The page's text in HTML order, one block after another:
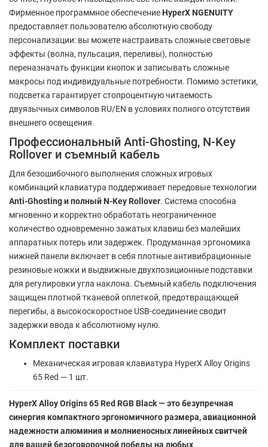
Фирменное программное обеспечение HyperX NGENUITY
предоставляет пользователю абсолютную свободу
персонализации: вы можете настраивать сложные световые
эффекты (волна, пульсация, переливы), полностью
переназначать функции кнопок и записывать сложные
макросы под индивидуальные потребности. Помимо эстетики,
подсветка гарантирует стопроцентную читаемость
двуязычных символов RU/EN в условиях полного отсутствия
внешнего освещения.
Профессиональный Anti-Ghosting, N-Key
Rollover и съемный кабель
Для безошибочного выполнения сложных игровых
комбинаций клавиатура поддерживает передовые технологии
Anti-Ghosting и полный N-Key Rollover. Система способна
мгновенно и корректно обработать неограниченное
количество одновременно зажатых клавиш без малейших
аппаратных потерь или задержек. Продуманная эргономика
нижней панели включает в себя плотные антивибрационные
резиновые ножки и выдвижные двухпозиционные подставки
для регулировки угла наклона. Съемный кабель подключения
защищен плотной тканевой оплеткой, предотвращающей
перегибы, а высокоскоростное USB-соединение сводит
задержки ввода к абсолютному нулю.
Комплект поставки
Механическая игровая клавиатура HyperX Alloy Origins
65 Red — 1 шт.
HyperX Alloy Origins 65 Red RGB Black — это безупречная
синергия компактного эргономичного размера, авиационной
надежности алюминия и молниеносных линейных свитчей
для вашей безоговорочной победы на любых